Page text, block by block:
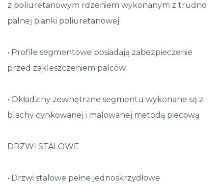
z poliuretanowym rdzeniem wykonanym z trudno
palnej pianki poliuretanowej
• Profile segmentowe posiadają zabezpieczenie
przed zakleszczeniem palców
• Okładziny zewnętrzne segmentu wykonane są z
blachy cynkowanej i malowanej metodą piecową
DRZWI STALOWE
• Drzwi stalowe pełne jednoskrzydłowe